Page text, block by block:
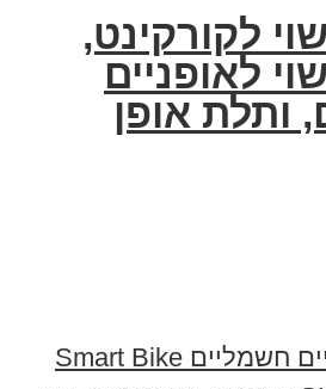
לקורקינט,
לאופניים
ותלת אופן